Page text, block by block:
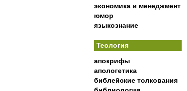
экономика и менеджмент
юмор
языкознание
Теология
апокрифы
апологетика
библейские толкования